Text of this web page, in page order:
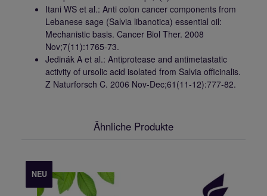
Itani WS et al.: Anti colon cancer components from
Lebanese sage (Salvia libanotica) essential oil:
Mechanistic basis. Cancer Biol Ther. 2008
Nov;7(11):1765-73.
Jedinák A et al.: Antiprotease and antimetastatic
activity of ursolic acid isolated from Salvia officinalis.
Z Naturforsch C. 2006 Nov-Dec;61(11-12):777-82.
Ähnliche Produkte
NEU